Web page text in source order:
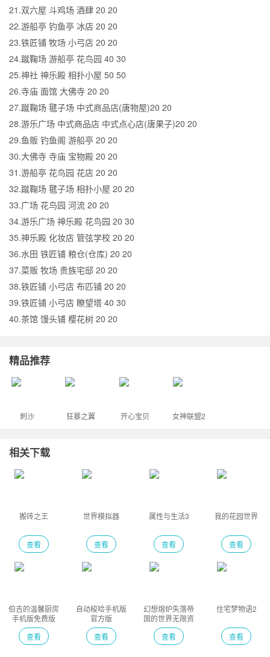
21.双六屋 斗鸡场 酒肆 20 20
22.游船亭 钓鱼亭 冰店 20 20
23.铁匠铺 牧场 小弓店 20 20
24.蹴鞠场 游船亭 花鸟园 40 30
25.神社 神乐殿 相扑小屋 50 50
26.寺庙 面馆 大佛寺 20 20
27.蹴鞠场 毽子场 中式商品店(唐物屋)20 20
28.游乐广场 中式商品店 中式点心店(唐果子)20 20
29.鱼贩 钓鱼阁 游船亭 20 20
30.大佛寺 寺庙 宝物殿 20 20
31.游船亭 花鸟园 花店 20 20
32.蹴鞠场 毽子场 相扑小屋 20 20
33.广场 花鸟园 河流 20 20
34.游乐广场 神乐殿 花鸟园 20 30
35.神乐殿 化妆店 管弦学校 20 20
36.水田 铁匠铺 粮仓(仓库) 20 20
37.菜贩 牧场 贵族宅邸 20 20
38.铁匠铺 小弓店 布匹铺 20 20
39.铁匠铺 小弓店 瞭望塔 40 30
40.茶馆 馒头铺 樱花树 20 20
精品推荐
刺沙 狂暴之翼 开心宝贝 女神联盟2
相关下载
搬砖之王
查看
世界模拟器
查看
属性与生活3
查看
我的花园世界
查看
伯吉的温馨厨房
手机版免费版
查看
自动梭哈手机版
官方版
查看
幻想熔炉失落帝
国的世界无限资
源版
查看
住宅梦物语2
查看